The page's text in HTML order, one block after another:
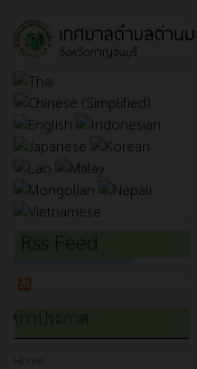
Rss Feed
ข่าวประกาศ